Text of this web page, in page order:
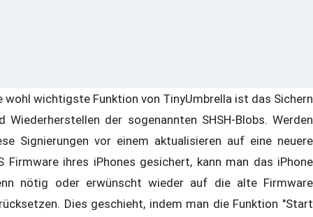
wohl wichtigste Funktion von TinyUmbrella ist das Sichern
Wiederherstellen der sogenannten SHSH-Blobs. Werden
Signierungen vor einem aktualisieren auf eine neuere
Firmware ihres iPhones gesichert, kann man das iPhone
nötig oder erwünscht wieder auf die alte Firmware
Dies geschieht, indem man die Funktion "Start